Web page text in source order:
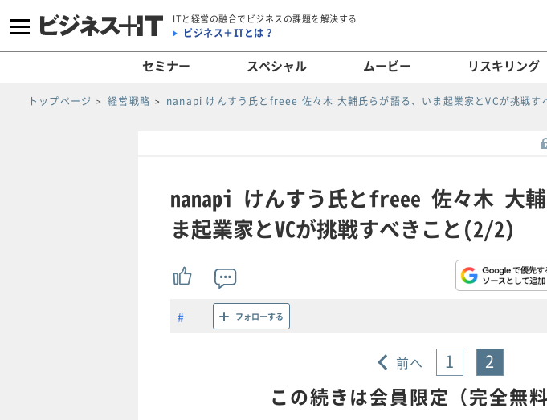
ITと経営の融合でビジネスの課題を解決する
ビジネス＋ITとは？
セミナー スペシャル ムービー リスキリング
トップページ 経営戦略 nanapi けんすう氏とfreee 佐々木 大輔氏らが語る、いま起業家とVCが挑戦す
nanapi けんすう氏とfreee 佐々木 大
ま起業家とVCが挑戦すべきこと(2/2)
フォローする
前へ 1 2
この続きは会員限定（完全無